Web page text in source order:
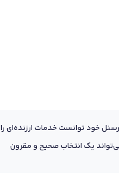
پرسنل خود توانست خدمات ارزنده‌ای را
یک انتخاب صحیح و مقرون